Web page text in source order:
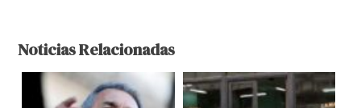
Noticias Relacionadas